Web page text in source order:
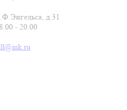
д.31
- 20.00